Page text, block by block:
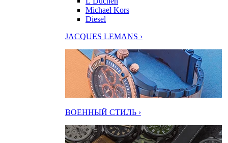
Michael Kors
Diesel
JACQUES LEMANS ›
ВОЕННЫЙ СТИЛЬ ›